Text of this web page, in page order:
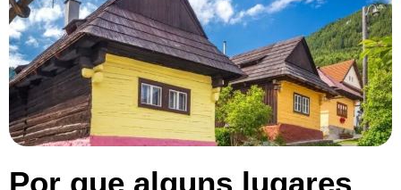
Por que alguns lugares